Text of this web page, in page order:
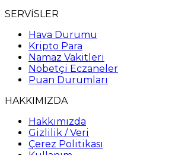
SERVİSLER
Hava Durumu
Kripto Para
Namaz Vakitleri
Nöbetçi Eczaneler
Puan Durumları
HAKKIMIZDA
Hakkımızda
Gizlilik / Veri
Çerez Politikası